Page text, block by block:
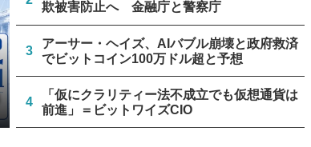
欺被害防止へ 金融庁と警察庁
3
アーサー・ヘイズ、AIバブル崩壊と政府救済
でビットコイン100万ドル超と予想
4
「仮にクラリティー法不成立でも仮想通貨は
前進」＝ビットワイズCIO